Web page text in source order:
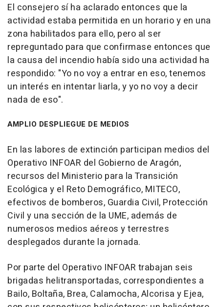
El consejero sí ha aclarado entonces que la
actividad estaba permitida en un horario y en una
zona habilitados para ello, pero al ser
repreguntado para que confirmase entonces que
la causa del incendio había sido una actividad ha
respondido: "Yo no voy a entrar en eso, tenemos
un interés en intentar liarla, y yo no voy a decir
nada de eso".
AMPLIO DESPLIEGUE DE MEDIOS
En las labores de extinción participan medios del
Operativo INFOAR del Gobierno de Aragón,
recursos del Ministerio para la Transición
Ecológica y el Reto Demográfico, MITECO,
efectivos de bomberos, Guardia Civil, Protección
Civil y una sección de la UME, además de
numerosos medios aéreos y terrestres
desplegados durante la jornada.
Por parte del Operativo INFOAR trabajan seis
brigadas helitransportadas, correspondientes a
Bailo, Boltaña, Brea, Calamocha, Alcorisa y Ejea,